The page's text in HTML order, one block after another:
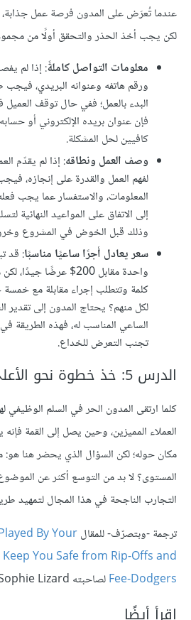
عندما تُعرَض على المدون فرصة عمل جذابة،
لكن يجب أخذ الحذر والتحقق أولًا من
معلومات التواصل كاملةً: إذا لم
ورقم هاتفه وعنوانه البريدي،
البدء بالعمل؛ ففي حال توقف العميل
فإن عنوان بريده الإلكتروني أو
كافيين لحل المشكلة.
وصف العمل ونطاقه: إذا لم يقدّم
لفهم العمل والقدرة على إنجازه،
المعلومات، والاستفسار عما يجب
إلى الاتفاق على المواعيد النهائية
وذلك قبل الخوض في المشروع
سعر يعادل أجرًا ساعيًا مناسبًا: قد
كلمة وتتطلب إجراء مقابلة مع
لكل منهم؟ يحتاج المدون إلى تقدير
الساعي المناسب له، فهذه
تجنب التعرض للخداع.
الدرس 5: خذ خطوة نحو الأعلى
كلما ارتقى المدون الحر في السلم الوظيفي
العملاء المميزين، وحين يصل إلى القمة
مكان حوله؛ لكن السؤال الذي يحضر هنا هو:
المستوى؟ لا بد من التوسع أكثر عن
التجارب الناجحة في هذا المجال لتمهيد
ترجمة -وبتصرّف- للمقالBy Your
You Safe from Rip-Offs and
Fee-Dodgersلصاحبته Sophie Lizard.